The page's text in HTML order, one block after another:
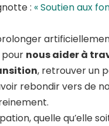
: « Soutien aux
nous aider à
, retrouver un
rebondir vers de
quelle qu’elle